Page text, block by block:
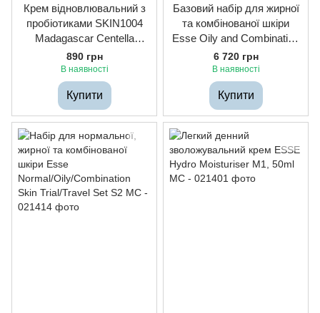
Крем відновлювальний з
пробіотиками SKIN1004
Madagascar Centella
Probio-Cica Enrich Cream,
50ml
890 грн
В наявності
Купити
Базовий набір для жирної
та комбінованої шкіри
Esse Oily and Combination
Basic Kit
6 720 грн
В наявності
Купити